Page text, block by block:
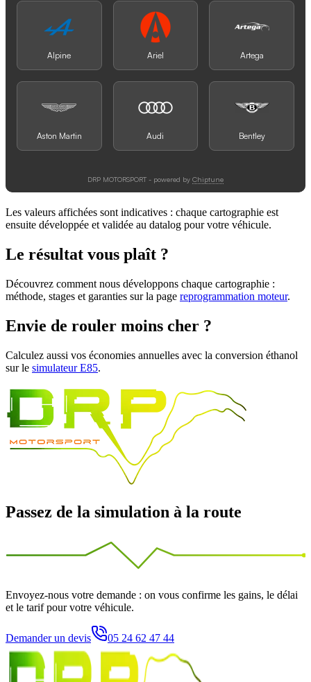
Les valeurs affichées sont indicatives : chaque cartographie est
ensuite développée et validée au datalog pour votre véhicule.
Le résultat vous plaît ?
Découvrez comment nous développons chaque cartographie :
méthode, stages et garanties sur la page reprogrammation moteur.
Envie de rouler moins cher ?
Calculez aussi vos économies annuelles avec la conversion éthanol
sur le simulateur E85.
Passez de la simulation à la route
Envoyez-nous votre demande : on vous confirme les gains, le délai
et le tarif pour votre véhicule.
Demander un devis 05 24 62 47 44